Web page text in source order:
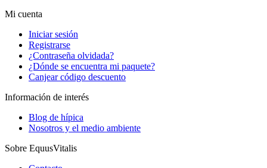
Mi cuenta
Iniciar sesión
Registrarse
¿Contraseña olvidada?
¿Dónde se encuentra mi paquete?
Canjear código descuento
Información de interés
Blog de hípica
Nosotros y el medio ambiente
Sobre EquusVitalis